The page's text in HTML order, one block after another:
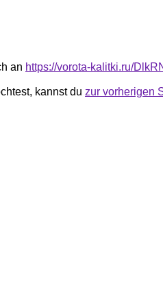
an https://vorota-kalitki.ru/
kannst du zur vorherigen